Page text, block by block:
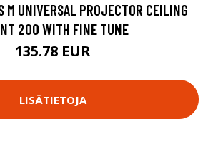
M UNIVERSAL PROJECTOR CEILING
200 WITH FINE TUNE
135.78 EUR
LISÄTIETOJA